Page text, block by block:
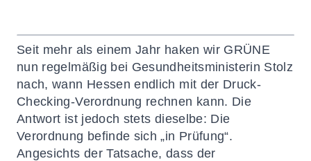
Seit mehr als einem Jahr haken wir GRÜNE
nun regelmäßig bei Gesundheitsministerin Stolz
nach, wann Hessen endlich mit der Druck-
Checking-Verordnung rechnen kann. Die
Antwort ist jedoch stets dieselbe: Die
Verordnung befinde sich „in Prüfung“.
Angesichts der Tatsache, dass der